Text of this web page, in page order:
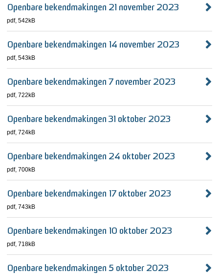
Openbare bekendmakingen 21 november 2023
pdf, 542kB
Openbare bekendmakingen 14 november 2023
pdf, 543kB
Openbare bekendmakingen 7 november 2023
pdf, 722kB
Openbare bekendmakingen 31 oktober 2023
pdf, 724kB
Openbare bekendmakingen 24 oktober 2023
pdf, 700kB
Openbare bekendmakingen 17 oktober 2023
pdf, 743kB
Openbare bekendmakingen 10 oktober 2023
pdf, 718kB
Openbare bekendmakingen 5 oktober 2023